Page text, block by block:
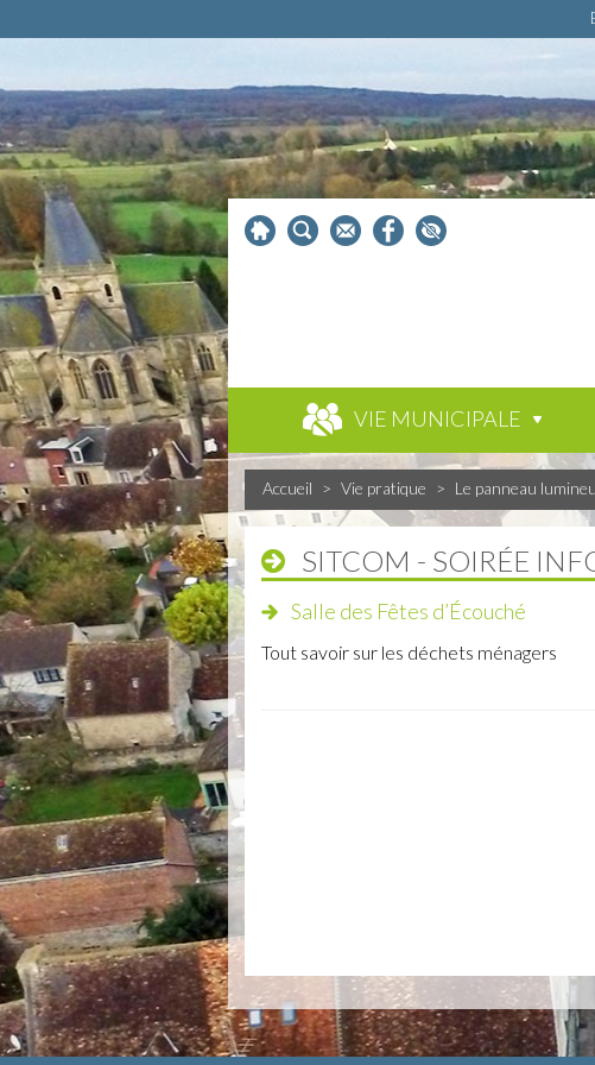
VIE MUNICIPALE
Accueil > Vie pratique > Le panneau
SITCOM - SOIRÉE
Salle des Fêtes d’Écouché
Tout savoir sur les déchets ménagers